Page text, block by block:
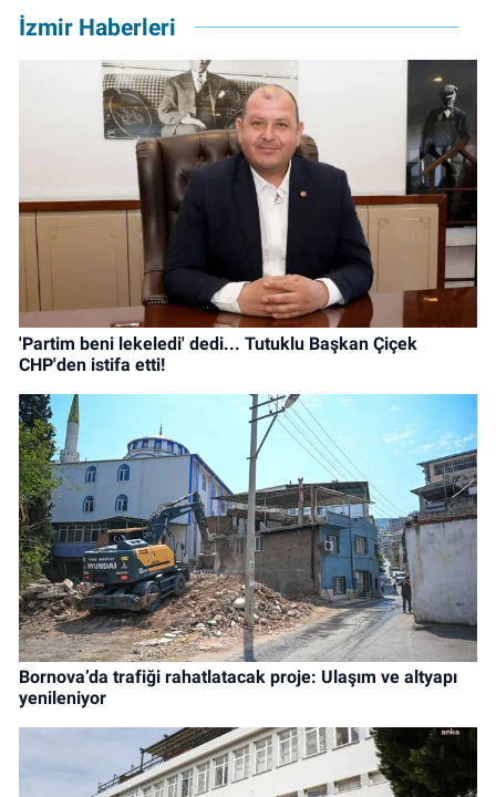
İzmir Haberleri
'Partim beni lekeledi' dedi... Tutuklu Başkan Çiçek
CHP'den istifa etti!
Bornova’da trafiği rahatlatacak proje: Ulaşım ve altyapı
yenileniyor